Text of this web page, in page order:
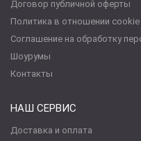
Договор публичной оферты
Политика в отношении cookie
Соглашение на обработку
Шоурумы
Контакты
НАШ СЕРВИС
Доставка и оплата